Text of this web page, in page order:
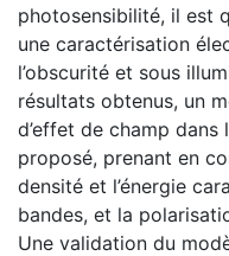
photosensibilité, il est
une caractérisation
l’obscurité et sous
résultats obtenus, un
d’effet de champ
proposé, prenant en
densité et l’énergie
bandes, et la
Une validation du